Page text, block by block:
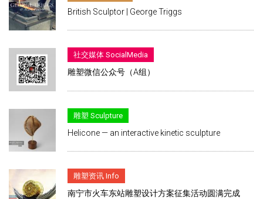
British Sculptor | George Triggs
社交媒体 SocialMedia
雕塑微信公众号（A组）
雕塑 Sculpture
Helicone — an interactive kinetic sculpture
雕塑资讯 Info
南宁市火车东站雕塑设计方案征集活动圆满完成